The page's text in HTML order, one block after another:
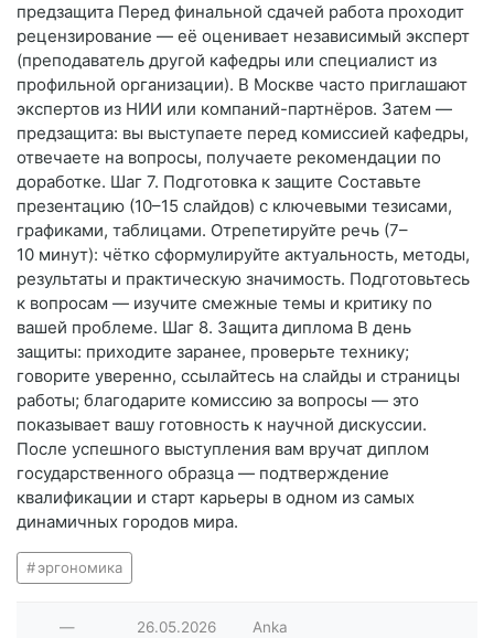
предзащита Перед финальной сдачей работа проходит
рецензирование — её оценивает независимый эксперт
(преподаватель другой кафедры или специалист из
профильной организации). В Москве часто приглашают
экспертов из НИИ или компаний-партнёров. Затем —
предзащита: вы выступаете перед комиссией кафедры,
отвечаете на вопросы, получаете рекомендации по
доработке. Шаг 7. Подготовка к защите Составьте
презентацию (10–15 слайдов) с ключевыми тезисами,
графиками, таблицами. Отрепетируйте речь (7–
10 минут): чётко сформулируйте актуальность, методы,
результаты и практическую значимость. Подготовьтесь
к вопросам — изучите смежные темы и критику по
вашей проблеме. Шаг 8. Защита диплома В день
защиты: приходите заранее, проверьте технику;
говорите уверенно, ссылайтесь на слайды и страницы
работы; благодарите комиссию за вопросы — это
показывает вашу готовность к научной дискуссии.
После успешного выступления вам вручат диплом
государственного образца — подтверждение
квалификации и старт карьеры в одном из самых
динамичных городов мира.
эргономика
— 26.05.2026 Anka